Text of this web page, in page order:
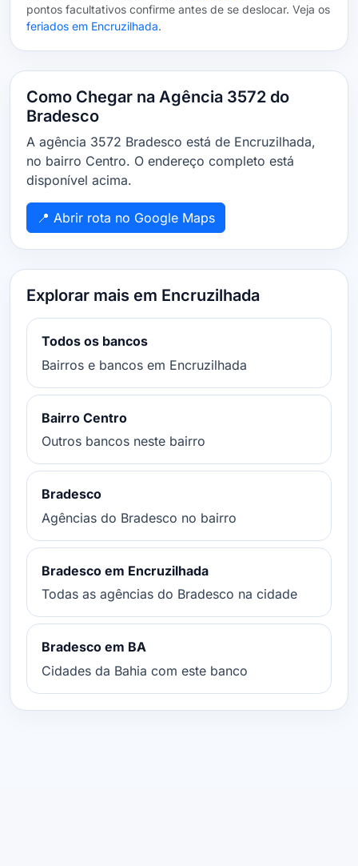
pontos facultativos confirme antes de se deslocar. Veja os
feriados em Encruzilhada.
Como Chegar na Agência 3572 do
Bradesco
A agência 3572 Bradesco está de Encruzilhada,
no bairro Centro. O endereço completo está
disponível acima.
📍 Abrir rota no Google Maps
Explorar mais em Encruzilhada
Todos os bancos
Bairros e bancos em Encruzilhada
Bairro Centro
Outros bancos neste bairro
Bradesco
Agências do Bradesco no bairro
Bradesco em Encruzilhada
Todas as agências do Bradesco na cidade
Bradesco em BA
Cidades da Bahia com este banco